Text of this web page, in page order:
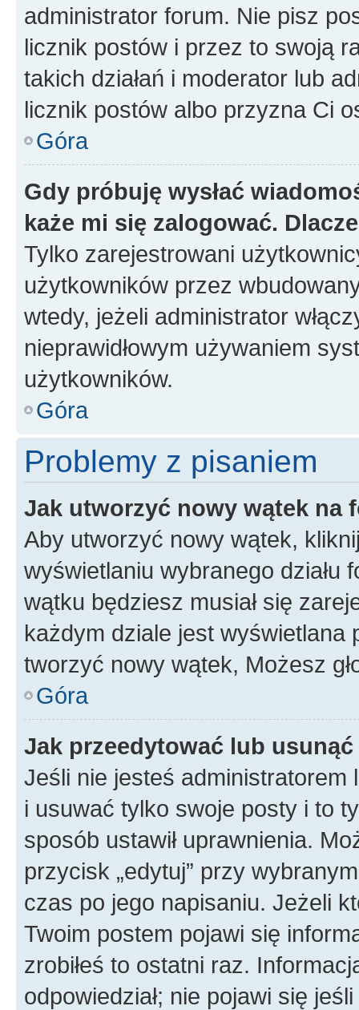
administrator forum. Nie pisz
licznik postów i przez to swoją
takich działań i moderator lub
licznik postów albo przyzna Ci
Góra
Gdy próbuję wysłać
każe mi się zalogować.
Tylko zarejestrowani
użytkowników przez
wtedy, jeżeli administrator
nieprawidłowym używaniem
użytkowników.
Góra
Problemy z pisaniem
Jak utworzyć nowy wątek na
Aby utworzyć nowy wątek,
wyświetlaniu wybranego działu
wątku będziesz musiał się
każdym dziale jest wyświetlana
tworzyć nowy wątek, Możesz
Góra
Jak przeedytować lub
Jeśli nie jesteś
i usuwać tylko swoje posty i to
sposób ustawił uprawnienia.
przycisk „edytuj” przy
czas po jego napisaniu. Jeżeli
Twoim postem pojawi się
zrobiłeś to ostatni raz.
odpowiedział; nie pojawi się